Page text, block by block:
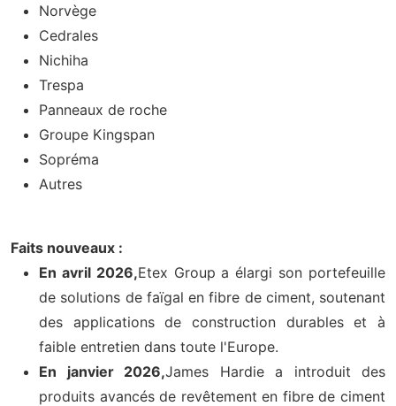
Norvège
Cedrales
Nichiha
Trespa
Panneaux de roche
Groupe Kingspan
Sopréma
Autres
Faits nouveaux :
En avril 2026,Etex Group a élargi son portefeuille
de solutions de faïgal en fibre de ciment, soutenant
des applications de construction durables et à
faible entretien dans toute l'Europe.
En janvier 2026,James Hardie a introduit des
produits avancés de revêtement en fibre de ciment